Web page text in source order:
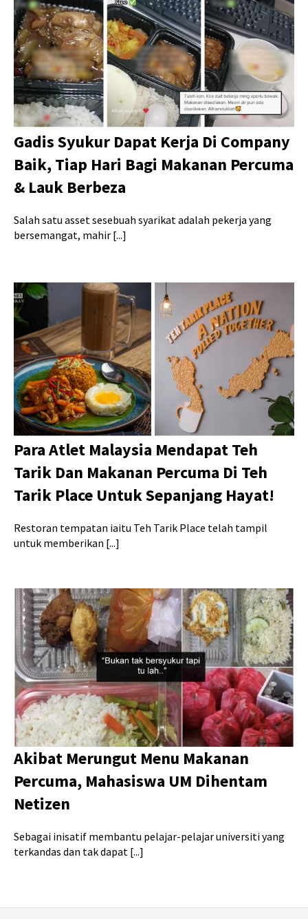
Gadis Syukur Dapat Kerja Di Company
Baik, Tiap Hari Bagi Makanan Percuma
& Lauk Berbeza
Salah satu asset sesebuah syarikat adalah pekerja yang
bersemangat, mahir [...]
Para Atlet Malaysia Mendapat Teh
Tarik Dan Makanan Percuma Di Teh
Tarik Place Untuk Sepanjang Hayat!
Restoran tempatan iaitu Teh Tarik Place telah tampil
untuk memberikan [...]
Akibat Merungut Menu Makanan
Percuma, Mahasiswa UM Dihentam
Netizen
Sebagai inisatif membantu pelajar-pelajar universiti yang
terkandas dan tak dapat [...]